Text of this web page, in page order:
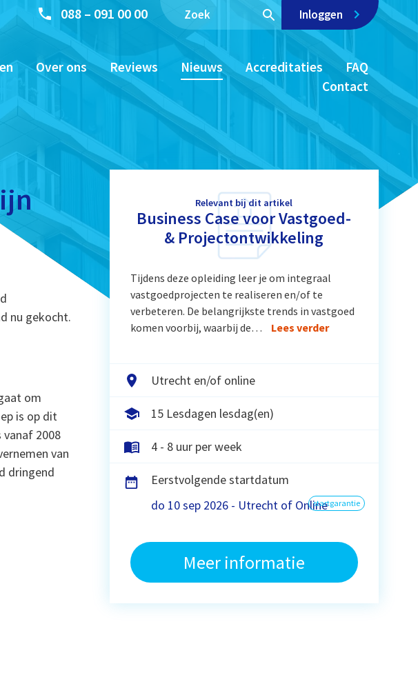
088 – 091 00 00 Inloggen
Over ons Reviews Nieuws Accreditaties
FAQ
Contact
nu gekocht.
om
is op dit
2008
van
dringend
Relevant bij dit artikel
Business Case voor Vastgoed-
& Projectontwikkeling
Tijdens deze opleiding leer je om integraal
vastgoedprojecten te realiseren en/of te
verbeteren. De belangrijkste trends in vastgoed
komen voorbij, waarbij de…
Lees verder
Utrecht en/of online
15 Lesdagen lesdag(en)
4 - 8 uur per week
Eerstvolgende startdatum
do 10 sep 2026 - Utrecht of Onlinestartgarantie
Meer informatie